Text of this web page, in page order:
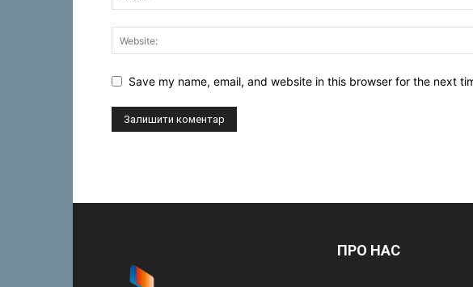
Save my name, email, and website in this browser for the next
ПРО НАС